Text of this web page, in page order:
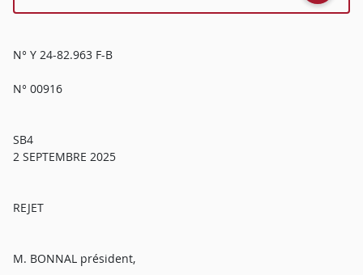
N° Y 24-82.963 F-B
N° 00916
SB4
2 SEPTEMBRE 2025
REJET
M. BONNAL président,